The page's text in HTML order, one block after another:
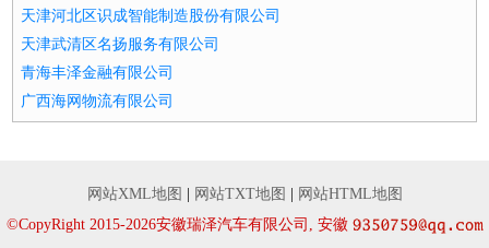
天津河北区识成智能制造股份有限公司
天津武清区名扬服务有限公司
青海丰泽金融有限公司
广西海网物流有限公司
网站XML地图 网站TXT地图
网站HTML地图
©CopyRight 2015-2026安徽瑞泽汽车有限公司, 安徽